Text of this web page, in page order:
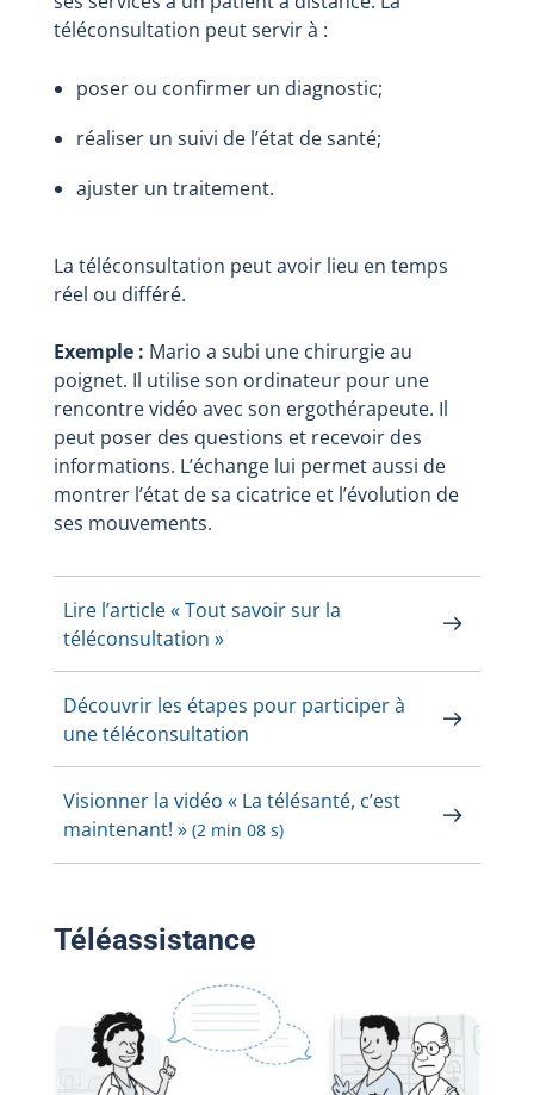
téléconsultation peut servir à :
poser ou confirmer un diagnostic;
réaliser un suivi de l’état de santé;
ajuster un traitement.
La téléconsultation peut avoir lieu en temps
réel ou différé.
Exemple : Mario a subi une chirurgie au
poignet. Il utilise son ordinateur pour une
rencontre vidéo avec son ergothérapeute. Il
peut poser des questions et recevoir des
informations. L’échange lui permet aussi de
montrer l’état de sa cicatrice et l’évolution de
ses mouvements.
Lire l’article « Tout savoir sur la
téléconsultation »
Découvrir les étapes pour participer à
une téléconsultation
Visionner la vidéo « La télésanté, c’est
maintenant! » (2 min 08 s)
Téléassistance